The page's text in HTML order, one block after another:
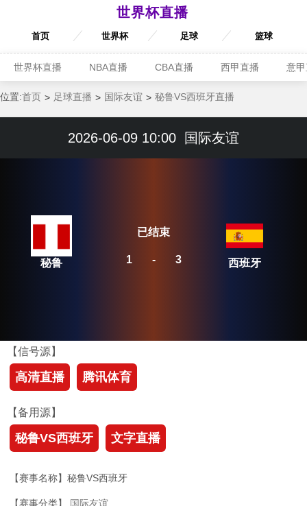
世界杯直播
首页 世界杯 足球 篮球
世界杯直播 NBA直播 CBA直播 西甲直播 意
位置:首页 足球直播 国际友谊 秘鲁VS西班牙直播
2026-06-09 10:00 国际友谊
秘鲁 1 - 3
已结束
西班牙
【信号源】
高清直播 腾讯体育
【备用源】
秘鲁VS西班牙 文字直播
【赛事名称】秘鲁VS西班牙
【赛事分类】 国际友谊